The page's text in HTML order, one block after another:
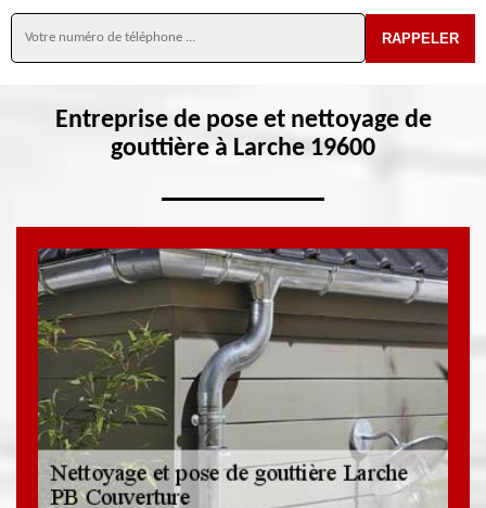
Entreprise de pose et nettoyage de
gouttière à Larche 19600